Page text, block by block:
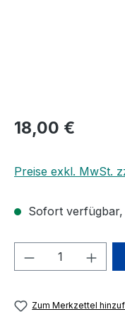
Regulärer Preis:
18,00 €
Preise exkl. MwSt.
Sofort verfügbar,
Produkt
Zum Merkzettel